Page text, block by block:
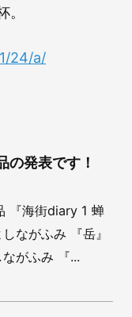
24/a/
発表です！
『海街diary 1 蝉
ながふみ 『岳』
がふみ 『...